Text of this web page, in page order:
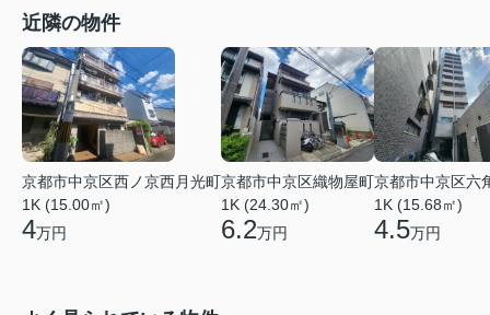
近隣の物件
京都市中京区西ノ京西月光町
1K (15.00㎡)
4万円
京都市中京区織物屋町
1K (24.30㎡)
6.2万円
京都市中京区六
1K (15.68㎡)
4.5万円